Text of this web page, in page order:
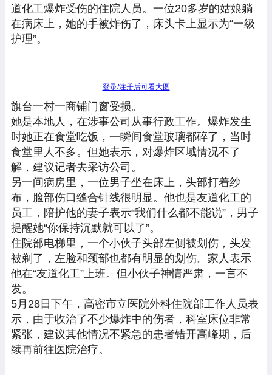
道化工爆炸受伤的住院人员。一位20多岁的姑娘躺
在病床上，她的手被炸伤了，床头卡上显示为“一级
护理”。
登录/注册后可看大图
旗台一村一商铺门窗受损。
她是本地人，在涉事公司从事行政工作。爆炸发生
时她正在食堂吃饭，一瞬间食堂玻璃都碎了，当时
食堂里人不多。但她表示，对爆炸区域情况不了
解，建议记者去采访公司。
另一间病房里，一位男子坐在床上，头部打着纱
布，脸部伤口缝合针线很明显。他也是友道化工的
员工，陪护他的妻子表示“我们什么都不能说”，男子
提醒她“你保持沉默就可以了”。
住院部电梯里，一个小伙子头部左侧被划伤，头发
被剃了，左脸和颈部也都有明显的划伤。家人表示
他在“友道化工”上班。但小伙子神情严肃，一言不
发。
5月28日下午，高密市立医院外科住院部工作人员表
示，由于收治了不少爆炸中的伤者，科室床位非常
紧张，建议其他情况不紧急的患者错开高峰期，后
续再前往医院治疗。